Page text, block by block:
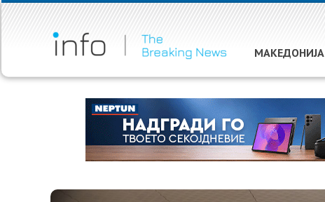
МАКЕДОНИЈА